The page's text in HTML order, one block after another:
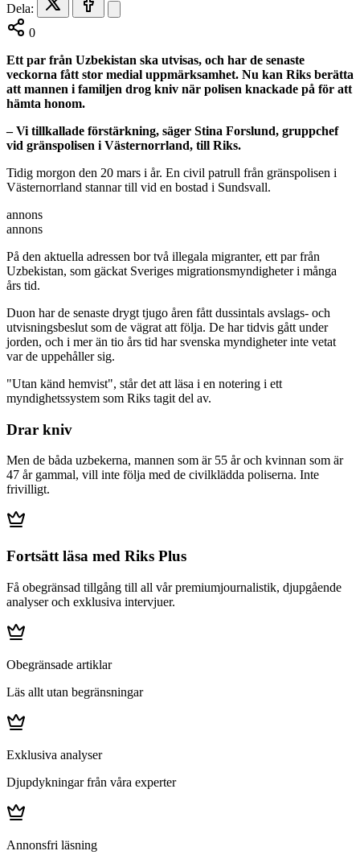
Dela:
0
Ett par från Uzbekistan ska utvisas, och har de senaste
veckorna fått stor medial uppmärksamhet. Nu kan Riks berätta
att mannen i familjen drog kniv när polisen knackade på för att
hämta honom.
– Vi tillkallade förstärkning, säger Stina Forslund, gruppchef
vid gränspolisen i Västernorrland, till Riks.
Tidig morgon den 20 mars i år. En civil patrull från gränspolisen i
Västernorrland stannar till vid en bostad i Sundsvall.
annons
annons
På den aktuella adressen bor två illegala migranter, ett par från
Uzbekistan, som gäckat Sveriges migrationsmyndigheter i många
års tid.
Duon har de senaste drygt tjugo åren fått dussintals avslags- och
utvisningsbeslut som de vägrat att följa. De har tidvis gått under
jorden, och i mer än tio års tid har svenska myndigheter inte vetat
var de uppehåller sig.
"Utan känd hemvist", står det att läsa i en notering i ett
myndighetssystem som Riks tagit del av.
Drar kniv
Men de båda uzbekerna, mannen som är 55 år och kvinnan som är
47 år gammal, vill inte följa med de civilklädda poliserna. Inte
frivilligt.
Fortsätt läsa med Riks Plus
Få obegränsad tillgång till all vår premiumjournalistik, djupgående
analyser och exklusiva intervjuer.
Obegränsade artiklar
Läs allt utan begränsningar
Exklusiva analyser
Djupdykningar från våra experter
Annonsfri läsning